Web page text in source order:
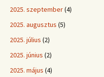
2025. szeptember(4)
2025. augusztus (5)
2025. július (2)
2025. június (2)
2025. május (4)